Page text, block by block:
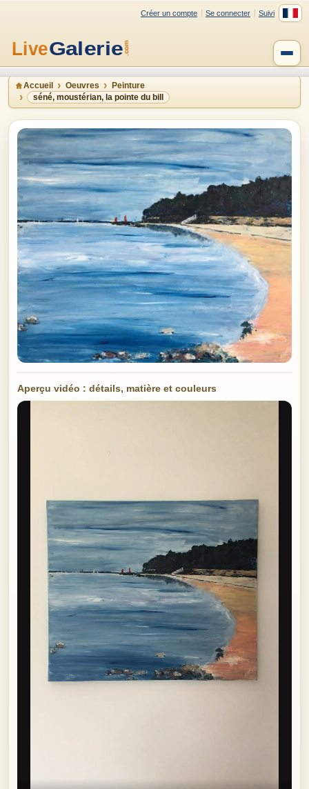
Créer un compte Se connecter Suivi
Accueil Oeuvres
Peinture
séné, moustérian, la pointe du bill
Aperçu vidéo : détails, matière et couleurs